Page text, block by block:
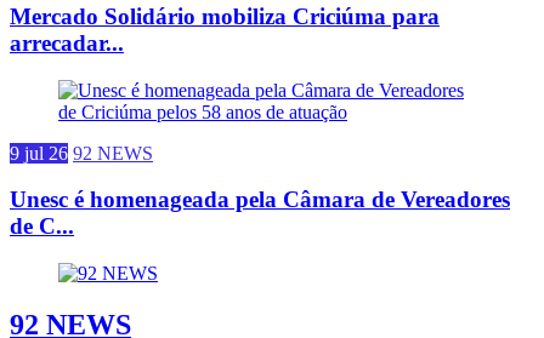
Mercado Solidário mobiliza Criciúma para
arrecadar...
9 jul 26 92 NEWS
Unesc é homenageada pela Câmara de Vereadores
de C...
92 NEWS